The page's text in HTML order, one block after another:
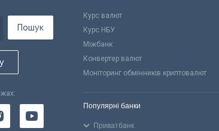
Пошук
Курс валют
Курс НБУ
Міжбанк
Конвертер валют
Моніторинг обмінників криптовалют
Популярні банки
Приватбанк